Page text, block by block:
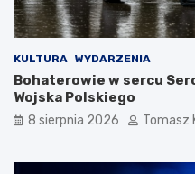
KULTURA WYDARZENIA
Bohaterowie w sercu
Wojska Polskiego
8 sierpnia 2026 Tomasz